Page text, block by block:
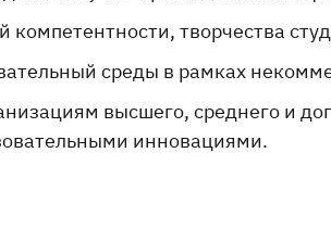
творчества
среды в рамках
высшего, среднего и
инновациями.